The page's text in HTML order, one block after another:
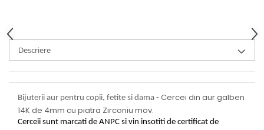
Descriere
Bijuterii aur pentru copii, fetite si dama - Cercei din aur galben
14K de 4mm cu piatra Zirconiu mov.
Cerceii sunt marcati de ANPC si vin insotiti de certificat de